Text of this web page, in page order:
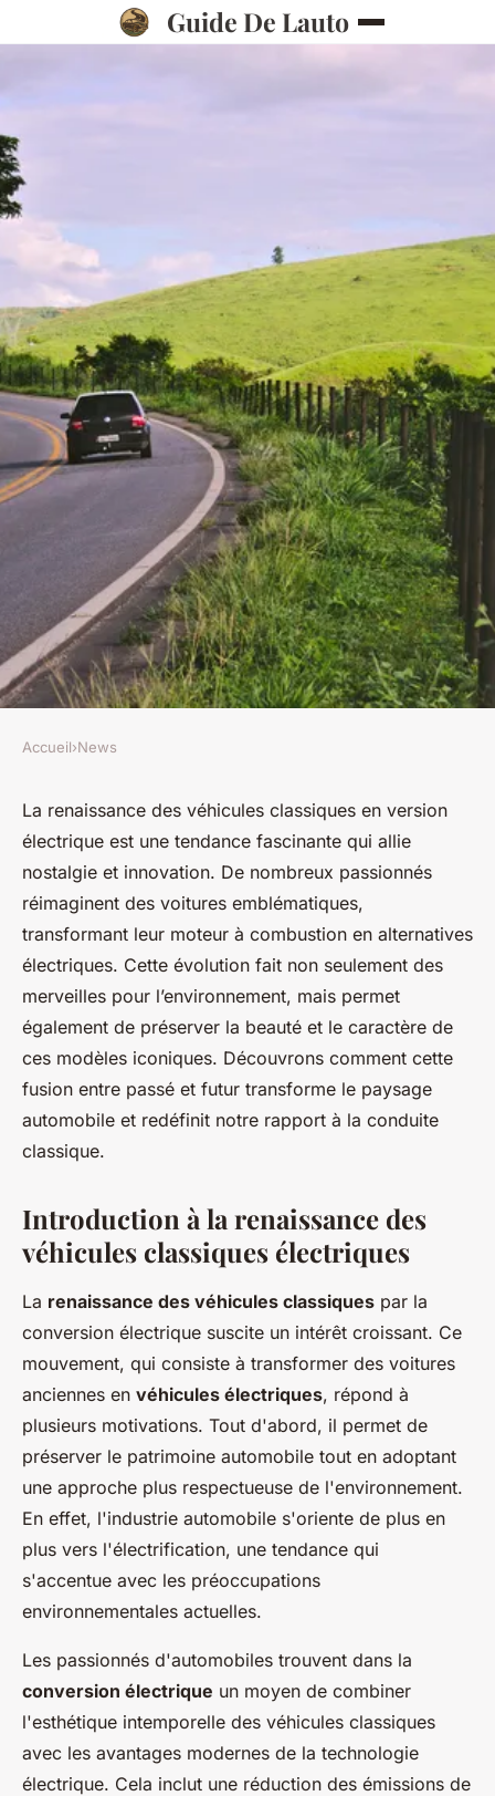
Guide De Lauto
La Renaissance des Véhicules
Classiques en Version
Électrique
Lana•15 octobre 2024•8 min de lecture
Accueil›News
La renaissance des véhicules classiques en version
électrique est une tendance fascinante qui allie
nostalgie et innovation. De nombreux passionnés
réimaginent des voitures emblématiques,
transformant leur moteur à combustion en alternatives
électriques. Cette évolution fait non seulement des
merveilles pour l’environnement, mais permet
également de préserver la beauté et le caractère de
ces modèles iconiques. Découvrons comment cette
fusion entre passé et futur transforme le paysage
automobile et redéfinit notre rapport à la conduite
classique.
Introduction à la renaissance des
véhicules classiques électriques
La renaissance des véhicules classiques par la
conversion électrique suscite un intérêt croissant. Ce
mouvement, qui consiste à transformer des voitures
anciennes en véhicules électriques, répond à
plusieurs motivations. Tout d'abord, il permet de
préserver le patrimoine automobile tout en adoptant
une approche plus respectueuse de l'environnement.
En effet, l'industrie automobile s'oriente de plus en
plus vers l'électrification, une tendance qui
s'accentue avec les préoccupations
environnementales actuelles.
Les passionnés d'automobiles trouvent dans la
conversion électrique un moyen de combiner
l'esthétique intemporelle des véhicules classiques
avec les avantages modernes de la technologie
électrique. Cela inclut une réduction des émissions de